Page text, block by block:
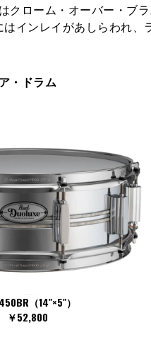
クローム・オーバー・ブ
インレイがあしらわれ
・ドラム
（14″×5″）
￥52,800